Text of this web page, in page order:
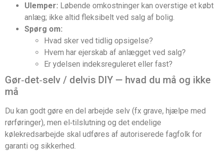
Ulemper: Løbende omkostninger kan overstige et købt
anlæg; ikke altid fleksibelt ved salg af bolig.
Spørg om:
Hvad sker ved tidlig opsigelse?
Hvem har ejerskab af anlægget ved salg?
Er ydelsen indeksreguleret eller fast?
Gør‑det‑selv / delvis DIY — hvad du må og ikke
må
Du kan godt gøre en del arbejde selv (fx grave, hjælpe med
rørføringer), men el‑tilslutning og det endelige
kølekredsarbejde skal udføres af autoriserede fagfolk for
garanti og sikkerhed.